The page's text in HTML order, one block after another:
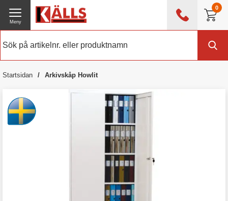
0
0476 - 214 80
Meny
Startsidan Arkivskåp Howlit